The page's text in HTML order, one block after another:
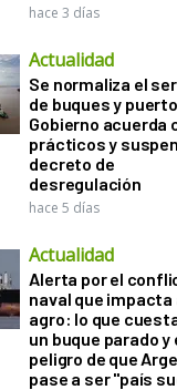
hace 3 días
Actualidad
Se normaliza el
de buques y
Gobierno acuerda
prácticos y
decreto de
desregulación
hace 5 días
Actualidad
Alerta por el
naval que impacta
agro: lo que
un buque parado y
peligro de que
pase a ser "país